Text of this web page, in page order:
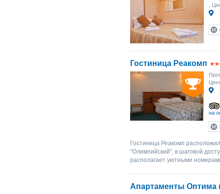
,
Гостиница Реакомп
на
Гостиница Реакомп
"Олимпийский", в шаговой
располагает уютными
Апартаменты Оптима